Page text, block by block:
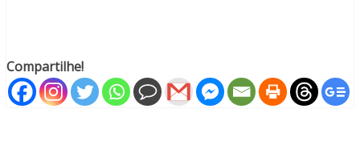
Compartilhe!